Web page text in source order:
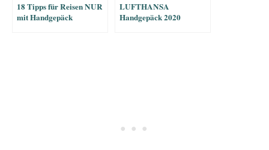
18 Tipps für Reisen NUR
mit Handgepäck
LUFTHANSA
Handgepäck 2020